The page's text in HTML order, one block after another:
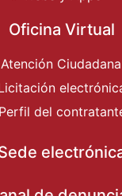
Oficina Virtual
del